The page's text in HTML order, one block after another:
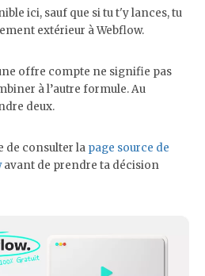
ici, sauf que si tu t'y lances, tu
extérieur à Webflow.
offre compte ne signifie pas
à l’autre formule. Au
deux.
de consulter la page source de
avant de prendre ta décision